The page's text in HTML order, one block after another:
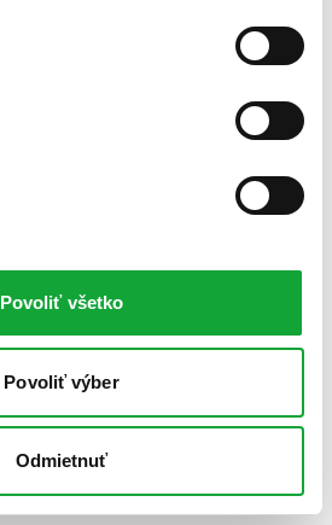
Povoliť všetko
Povoliť výber
Odmietnuť